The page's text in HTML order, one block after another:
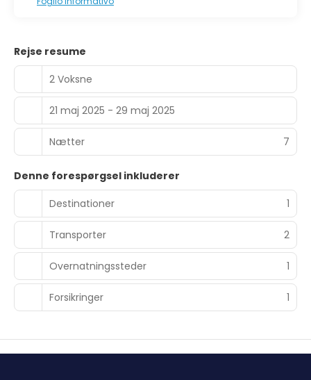
Rejse resume
2 Voksne
21 maj 2025 - 29 maj 2025
Nætter 7
Denne forespørgsel inkluderer
Destinationer
1
Transporter 2
Overnatningssteder 1
Forsikringer 1